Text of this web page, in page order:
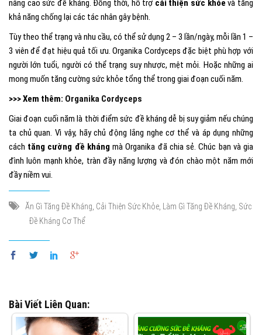
nâng cao sức đề kháng. Đồng thời, hỗ trợ cải thiện sức khỏe và tăng
khả năng chống lại các tác nhân gây bệnh.
Tùy theo thể trạng và nhu cầu, có thể sử dụng 2 – 3 lần/ngày, mỗi lần 1 –
3 viên để đạt hiệu quả tối ưu. Organika Cordyceps đặc biệt phù hợp với
người lớn tuổi, người có thể trạng suy nhược, mệt mỏi. Hoặc những ai
mong muốn tăng cường sức khỏe tổng thể trong giai đoạn cuối năm.
>>> Xem thêm: Organika Cordyceps
Giai đoạn cuối năm là thời điểm sức đề kháng dễ bị suy giảm nếu chúng
ta chủ quan. Vì vậy, hãy chủ động lắng nghe cơ thể và áp dụng những
cách tăng cường đề khángmà Organika đã chia sẻ. Chúc bạn và gia
đình luôn mạnh khỏe, tràn đầy năng lượng và đón chào một năm mới
đầy niềm vui.
Ăn Gì Tăng Đề Kháng, Cải Thiện Sức Khỏe, Làm Gì Tăng Đề Kháng, Sức
Đề Kháng Cơ Thể
Bài Viết Liên Quan: